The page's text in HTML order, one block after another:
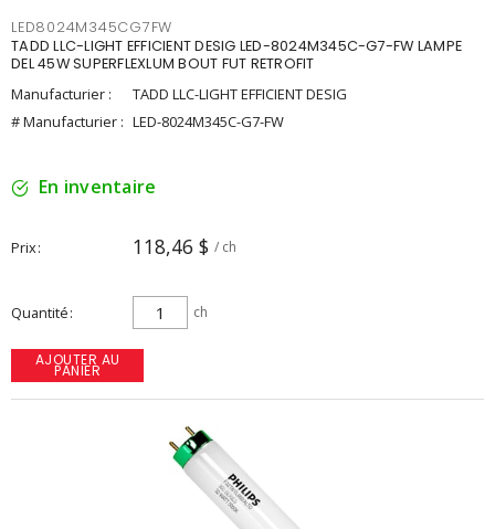
LED8024M345CG7FW
TADD LLC-LIGHT EFFICIENT DESIG LED-8024M345C-G7-FW LAMPE
DEL 45W SUPERFLEXLUM BOUT FUT RETROFIT
Manufacturier :
TADD LLC-LIGHT EFFICIENT DESIG
# Manufacturier : LED-8024M345C-G7-FW
En inventaire
Prix 118,46 $ / ch
Quantité ch
AJOUTER AU
PANIER